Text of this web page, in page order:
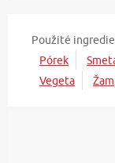
Použité
Pórek
Vegeta